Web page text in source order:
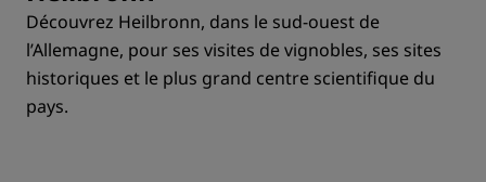
Découvrez Heilbronn, dans le sud-ouest de
l’Allemagne, pour ses visites de vignobles, ses sites
historiques et le plus grand centre scientifique du
pays.